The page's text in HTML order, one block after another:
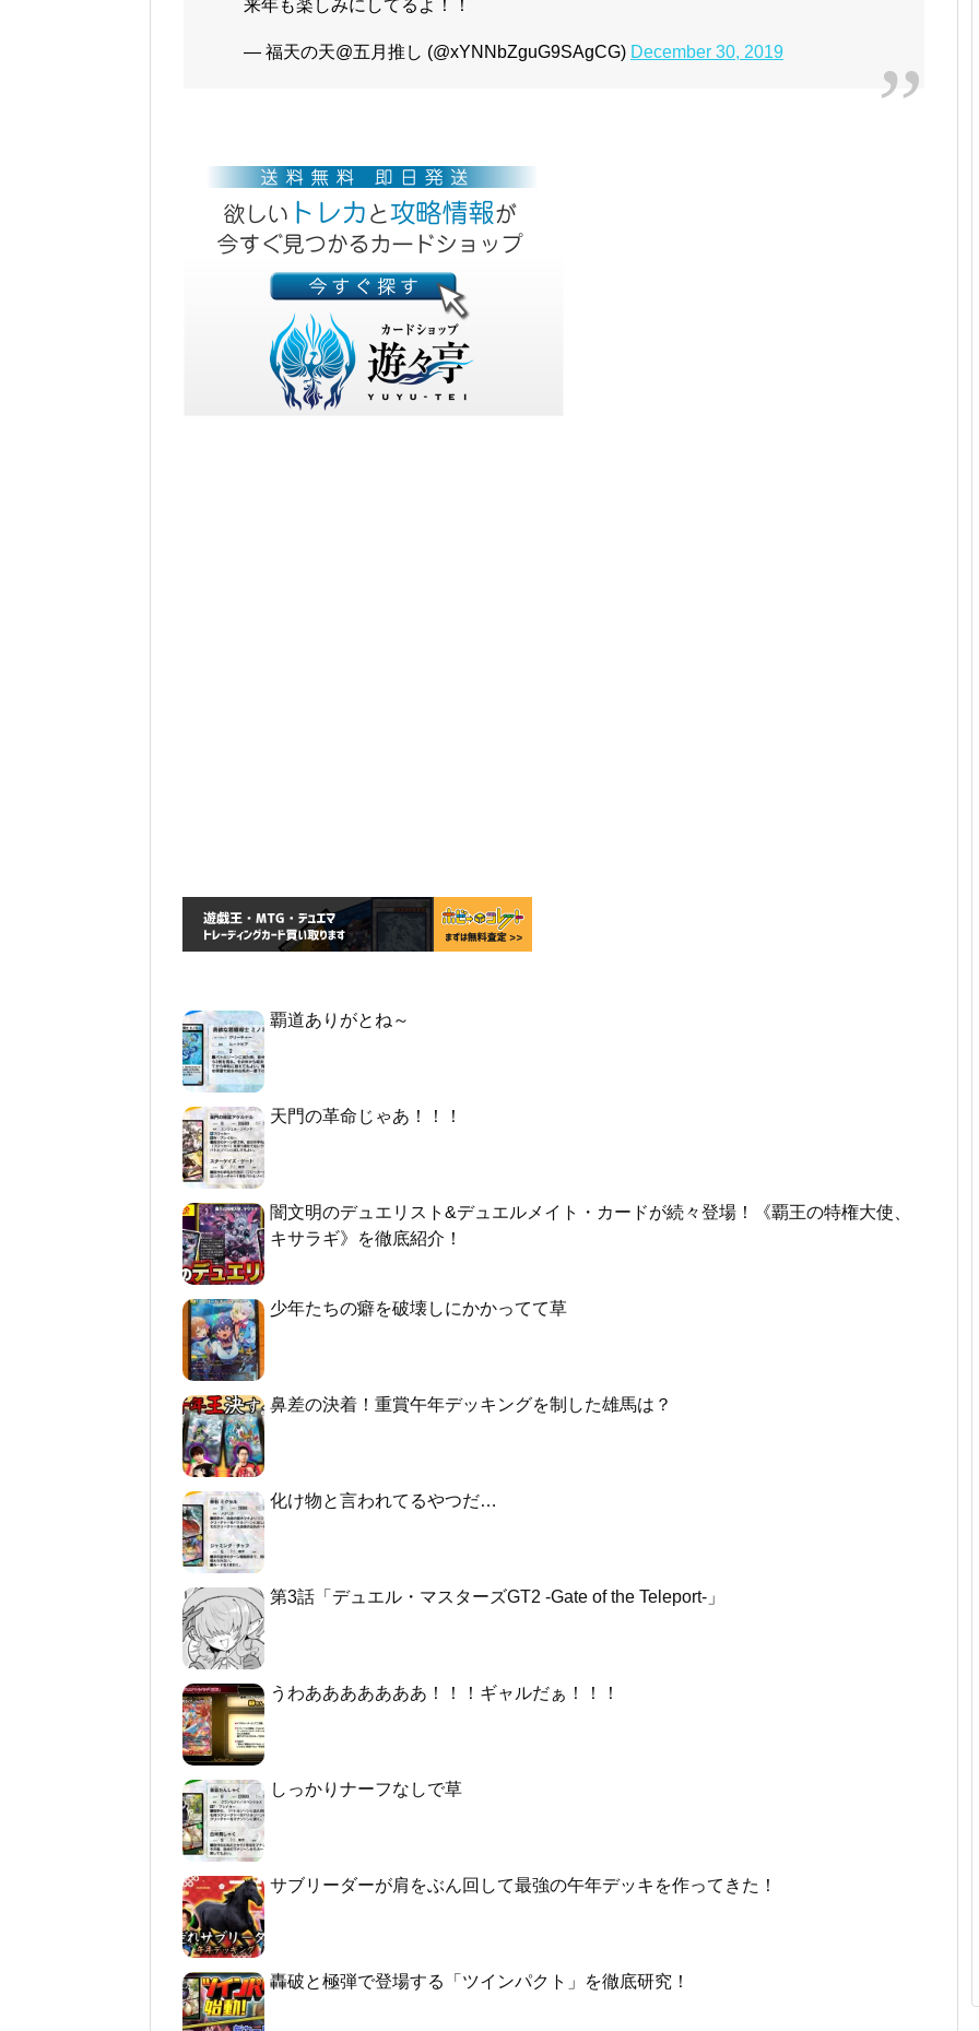
来年も楽しみにしてるよ！！
— 福天の天@五月推し (@xYNNbZguG9SAgCG) December 30, 2019
覇道ありがとね～
天門の革命じゃあ！！！
闇文明のデュエリスト&デュエルメイト・カードが続々登場！《覇王の特権大使、
キサラギ》を徹底紹介！
少年たちの癖を破壊しにかかってて草
鼻差の決着！重賞午年デッキングを制した雄馬は？
化け物と言われてるやつだ…
第3話「デュエル・マスターズGT2 -Gate of the Teleport-」
うわあああああああ！！！ギャルだぁ！！！
しっかりナーフなしで草
サブリーダーが肩をぶん回して最強の午年デッキを作ってきた！
轟破と極弾で登場する「ツインパクト」を徹底研究！